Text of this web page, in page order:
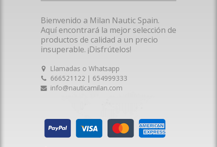
Bienvenido a Milan Nautic Spain.
Aquí encontrará la mejor selección de
productos de calidad a un precio
insuperable. ¡Disfrútelos!
Llamadas o Whatsapp
666521122 | 654999333
info@nauticamilan.com